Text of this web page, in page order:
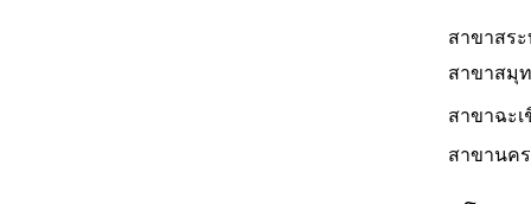
สาขาสร
สาขาสมุ
สาขาฉะเ
สาขานค